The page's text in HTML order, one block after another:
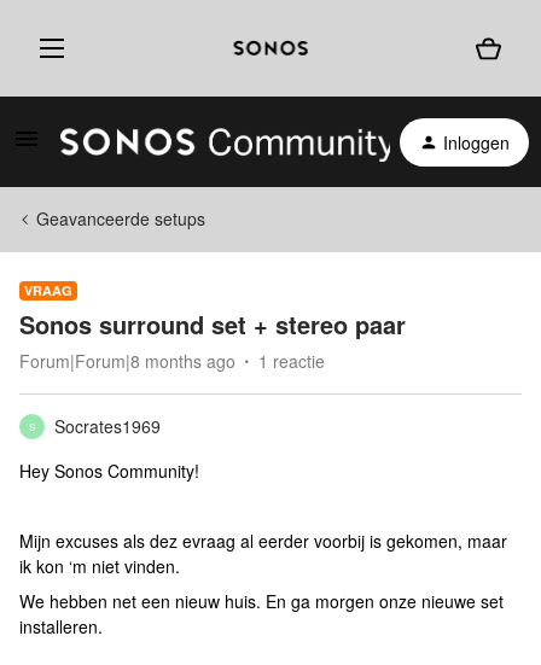
Inloggen
Geavanceerde setups
VRAAG
Sonos surround set + stereo paar
Forum|Forum|8 months ago 1 reactie
S
Socrates1969
Hey Sonos Community!
Mijn excuses als dez evraag al eerder voorbij is gekomen, maar
ik kon ‘m niet vinden.
We hebben net een nieuw huis. En ga morgen onze nieuwe set
installeren.